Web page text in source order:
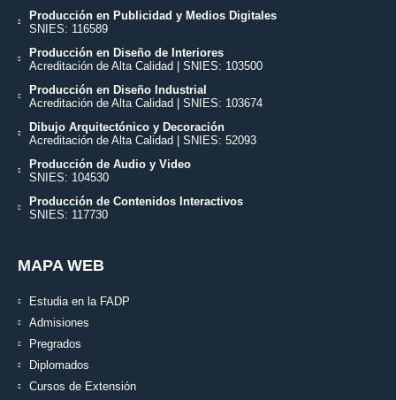
Producción en Publicidad y Medios Digitales
SNIES: 116589
Producción en Diseño de Interiores
Acreditación de Alta Calidad | SNIES: 103500
Producción en Diseño Industrial
Acreditación de Alta Calidad | SNIES: 103674
Dibujo Arquitectónico y Decoración
Acreditación de Alta Calidad | SNIES: 52093
Producción de Audio y Video
SNIES: 104530
Producción de Contenidos Interactivos
SNIES: 117730
MAPA WEB
Estudia en la FADP
Admisiones
Pregrados
Diplomados
Cursos de Extensión